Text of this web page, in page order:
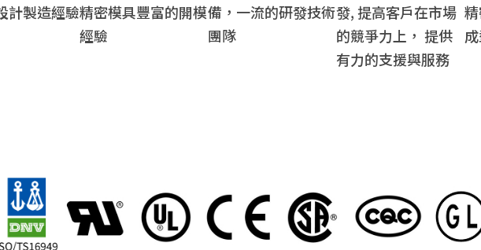
計製造經驗精密模具豐富的開模
經驗
備，一流的研發技術
團隊
發, 提高客戶在市場
的競爭力上， 提供
有力的支援與服務